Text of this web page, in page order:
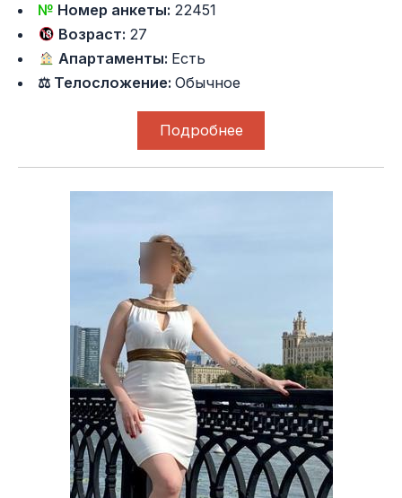
№ Номер анкеты: 22451
Возраст: 27
Апартаменты: Есть
⚖ Телосложение:Обычное
Подробнее